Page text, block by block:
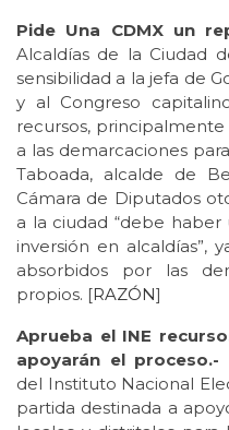
Pide Una CDMX un
Alcaldías de la Ciudad
sensibilidad a la jefa de
y al Congreso
recursos,
a las demarcaciones
Taboada, alcalde de
Cámara de Diputados
a la ciudad “debe
inversión en alcaldías”,
absorbidos por las
propios. [RAZÓN]
Aprueba el INE
apoyarán el proceso.-
del Instituto Nacional
partida destinada a